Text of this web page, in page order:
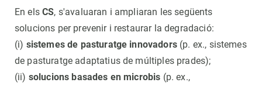
En elsCS, s'avaluaran i ampliaran les següents
solucions per prevenir i restaurar la degradació:
(i) sistemes de pasturatge innovadors(p. ex., sistemes
de pasturatge adaptatius de múltiples prades);
(ii) solucions basades en microbis (p. ex.,